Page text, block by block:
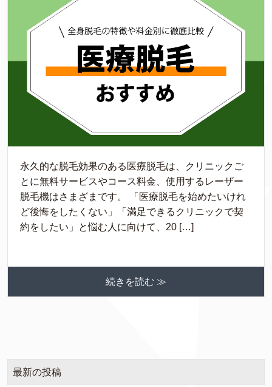
永久的な脱毛効果のある医療脱毛は、クリニックご
とに無料サービスやコース料金、使用するレーザー
脱毛機はさまざまです。 「医療脱毛を始めたいけれ
ど後悔をしたくない」「満足できるクリニックで契
約をしたい」と悩む人に向けて、20 […]
続きを読む ≫
最新の投稿